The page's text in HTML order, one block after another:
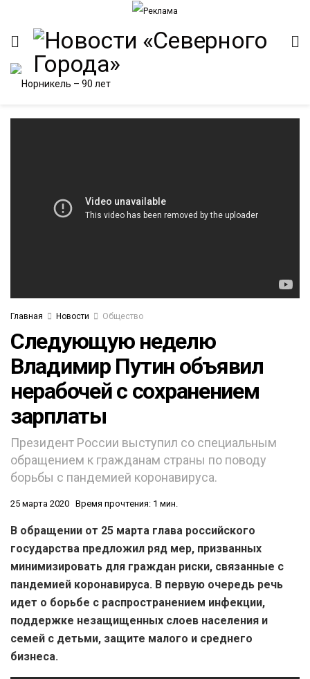
Главная Новости Общество
Следующую неделю
Владимир Путин объявил
нерабочей с сохранением
зарплаты
Президент России выступил со специальным
обращением к гражданам страны по поводу
борьбы с пандемией коронавируса.
25 марта 2020 Время прочтения: 1 мин.
В обращении от 25 марта глава российского
государства предложил ряд мер, призванных
минимизировать для граждан риски, связанные с
пандемией коронавируса. В первую очередь речь
идет о борьбе с распространением инфекции,
поддержке незащищенных слоев населения и
семей с детьми, защите малого и среднего
бизнеса.